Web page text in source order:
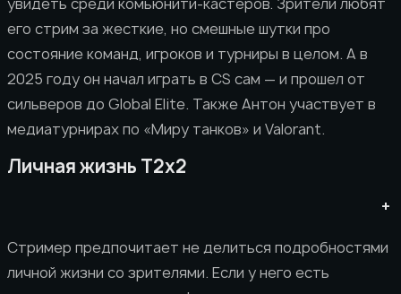
его стрим за жесткие, но смешные шутки про
состояние команд, игроков и турниры в целом. А в
2025 году он начал играть в CS сам — и прошел от
сильверов до Global Elite. Также Антон участвует в
медиатурнирах по «Миру танков» и Valorant.
Личная жизнь T2x2
+
Стример предпочитает не делиться подробностями
личной жизни со зрителями. Если у него есть